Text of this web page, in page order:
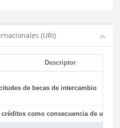
(URI)
Descriptor
de becas de intercambio
créditos como consecuencia de un